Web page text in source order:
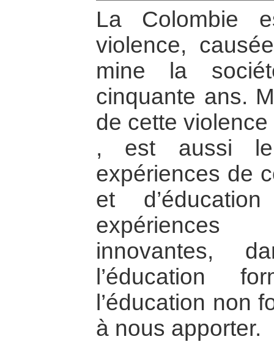
La Colombie
violence,
mine la
cinquante ans.
de cette violence
, est aussi
expériences de
et
innovantes,
l’éducation
l’éducation non
à nous apporter.